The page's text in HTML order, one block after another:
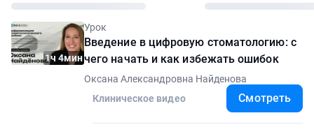
1ч 4мин
Урок
Введение в цифровую стоматологию: с
чего начать и как избежать ошибок
Оксана Александровна Найденова
Клиническое видео
Смотреть